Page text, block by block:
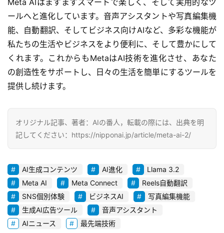
せ
Meta AIはますますスマートで楽しく、そして実用的なツ
ールへと進化しています。音声アシスタントや写真編集機
能、自動翻訳、そしてビジネス向けAIなど、多彩な機能が
私たちの生活やビジネスをより便利に、そして豊かにして
くれます。これからもMetaはAI技術を進化させ、あなた
の創造性をサポートし、日々の生活を簡単にするツールを
提供し続けます。
オリジナル記事、著者：AIの番人，転載の際には、出典を明
記してください：https://nipponai.jp/article/meta-ai-2/
AI生成コンテンツ AI進化
Llama 3.2
Meta AI
Meta Connect
Reels自動翻訳
SNS個別体験
ビジネスAI
写真編集機能
生成AI広告ツール
音声アシスタント
AIニュース
最先端技術